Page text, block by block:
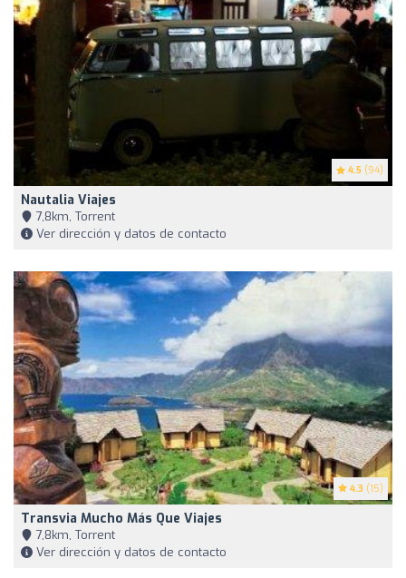
4.5 (94)
Nautalia Viajes
7,8km, Torrent
Ver dirección y datos de contacto
4.3 (15)
Transvia Mucho Más Que Viajes
7,8km, Torrent
Ver dirección y datos de contacto